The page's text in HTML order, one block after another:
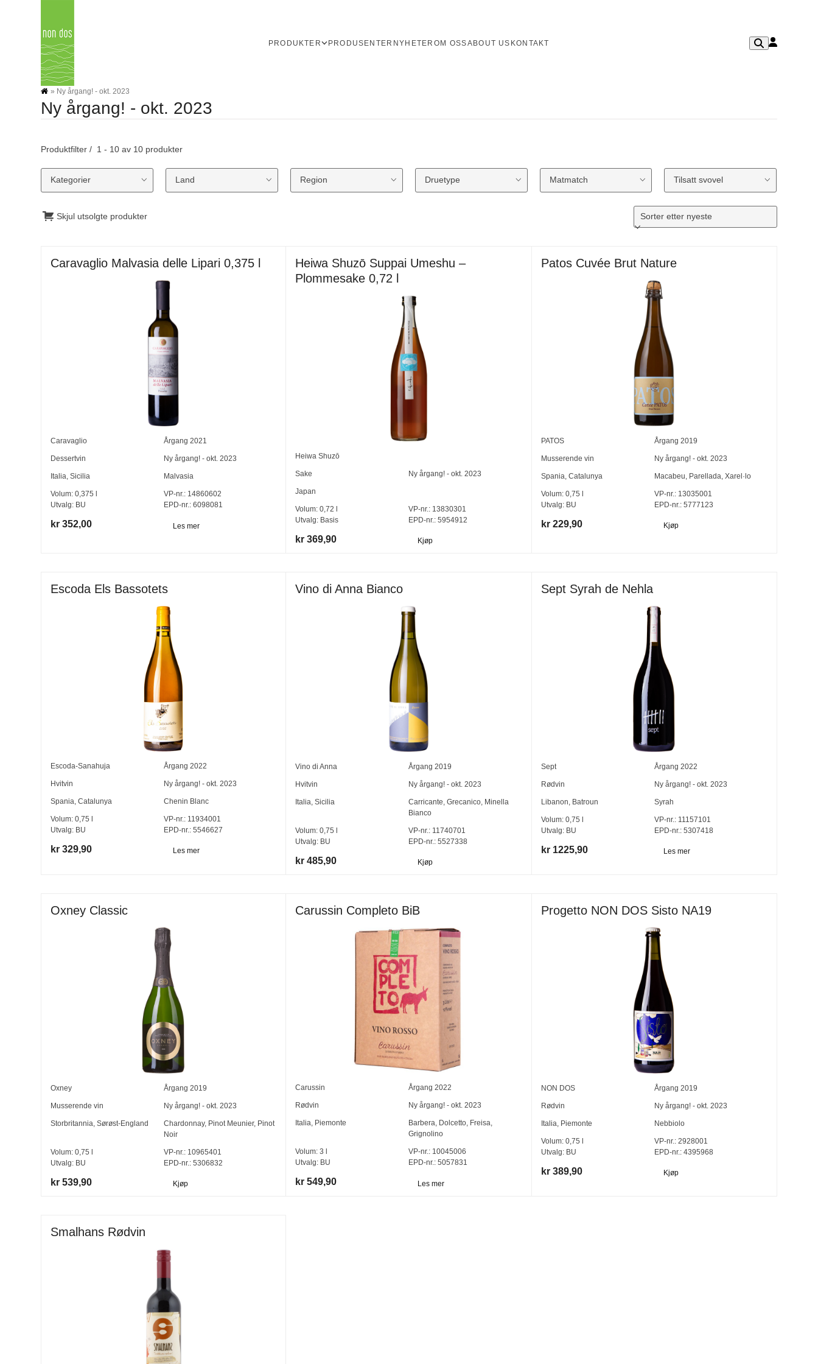
PRODUKTER PRODUSENTER NYHETER OM OSSABOUT US KONTAKT
» Ny årgang! - okt. 2023
Ny årgang! - okt. 2023
Produktfilter 1 - 10 av 10 produkter
Kategorier Land Region Druetype Matmatch Tilsatt svovel
Skjul utsolgte produkter
Caravaglio Malvasia delle Lipari 0,375 l
Caravaglio Årgang 2021
Dessertvin Ny årgang! - okt. 2023
Italia,Sicilia Malvasia
Volum:0,375
Utvalg: BU
VP-nr.:14860602
EPD-nr.: 6098081
kr 352,00 Les mer
Heiwa Shuzō Suppai Umeshu –
Plommesake 0,72 l
Heiwa Shuzō
Sake Ny årgang! - okt. 2023
Japan
Volum:0,72
Utvalg: Basis
VP-nr.: 13830301
EPD-nr.: 5954912
kr 369,90 Kjøp
Patos Cuvée Brut Nature
PATOS Årgang 2019
Musserende vin Ny årgang! - okt. 2023
Spania, Catalunya Macabeu, Parellada, Xarel·lo
Volum: 0,75
Utvalg: BU
VP-nr.:13035001
EPD-nr.: 5777123
kr 229,90 Kjøp
Escoda Els Bassotets
Escoda-Sanahuja Årgang 2022
Hvitvin Ny årgang! - okt. 2023
Spania,Catalunya Chenin Blanc
Volum:0,75
Utvalg: BU
VP-nr.:11934001
EPD-nr.: 5546627
kr 329,90 Les mer
Vino di Anna Bianco
Vino di Anna Årgang2019
Hvitvin Ny årgang! - okt. 2023
Italia,Sicilia Carricante,Grecanico, Minella
Bianco
Volum:0,75
Utvalg: BU
VP-nr.: 11740701
EPD-nr.: 5527338
kr 485,90 Kjøp
Sept Syrah de Nehla
Sept Årgang 2022
Rødvin Ny årgang! - okt. 2023
Libanon, Batroun Syrah
Volum: 0,75
Utvalg: BU
VP-nr.:11157101
EPD-nr.: 5307418
kr 1225,90 Les mer
Oxney Classic
Oxney Årgang 2019
Musserende vin Ny årgang! - okt. 2023
Storbritannia,Sørøst-England Chardonnay, Pinot Meunier, Pinot
Noir
Volum:0,75
Utvalg: BU
VP-nr.:10965401
EPD-nr.: 5306832
kr 539,90 Kjøp
Carussin Completo BiB
Carussin Årgang2022
Rødvin Ny årgang! - okt. 2023
Italia, Piemonte Barbera, Dolcetto, Freisa,
Grignolino
Volum:3
Utvalg: BU
VP-nr.: 10045006
EPD-nr.: 5057831
kr 549,90 Les mer
Progetto NON DOS Sisto NA19
NON DOS Årgang 2019
Rødvin Ny årgang! - okt. 2023
Italia, Piemonte Nebbiolo
Volum: 0,75
Utvalg: BU
VP-nr.:2928001
EPD-nr.: 4395968
kr 389,90 Kjøp
Smalhans Rødvin